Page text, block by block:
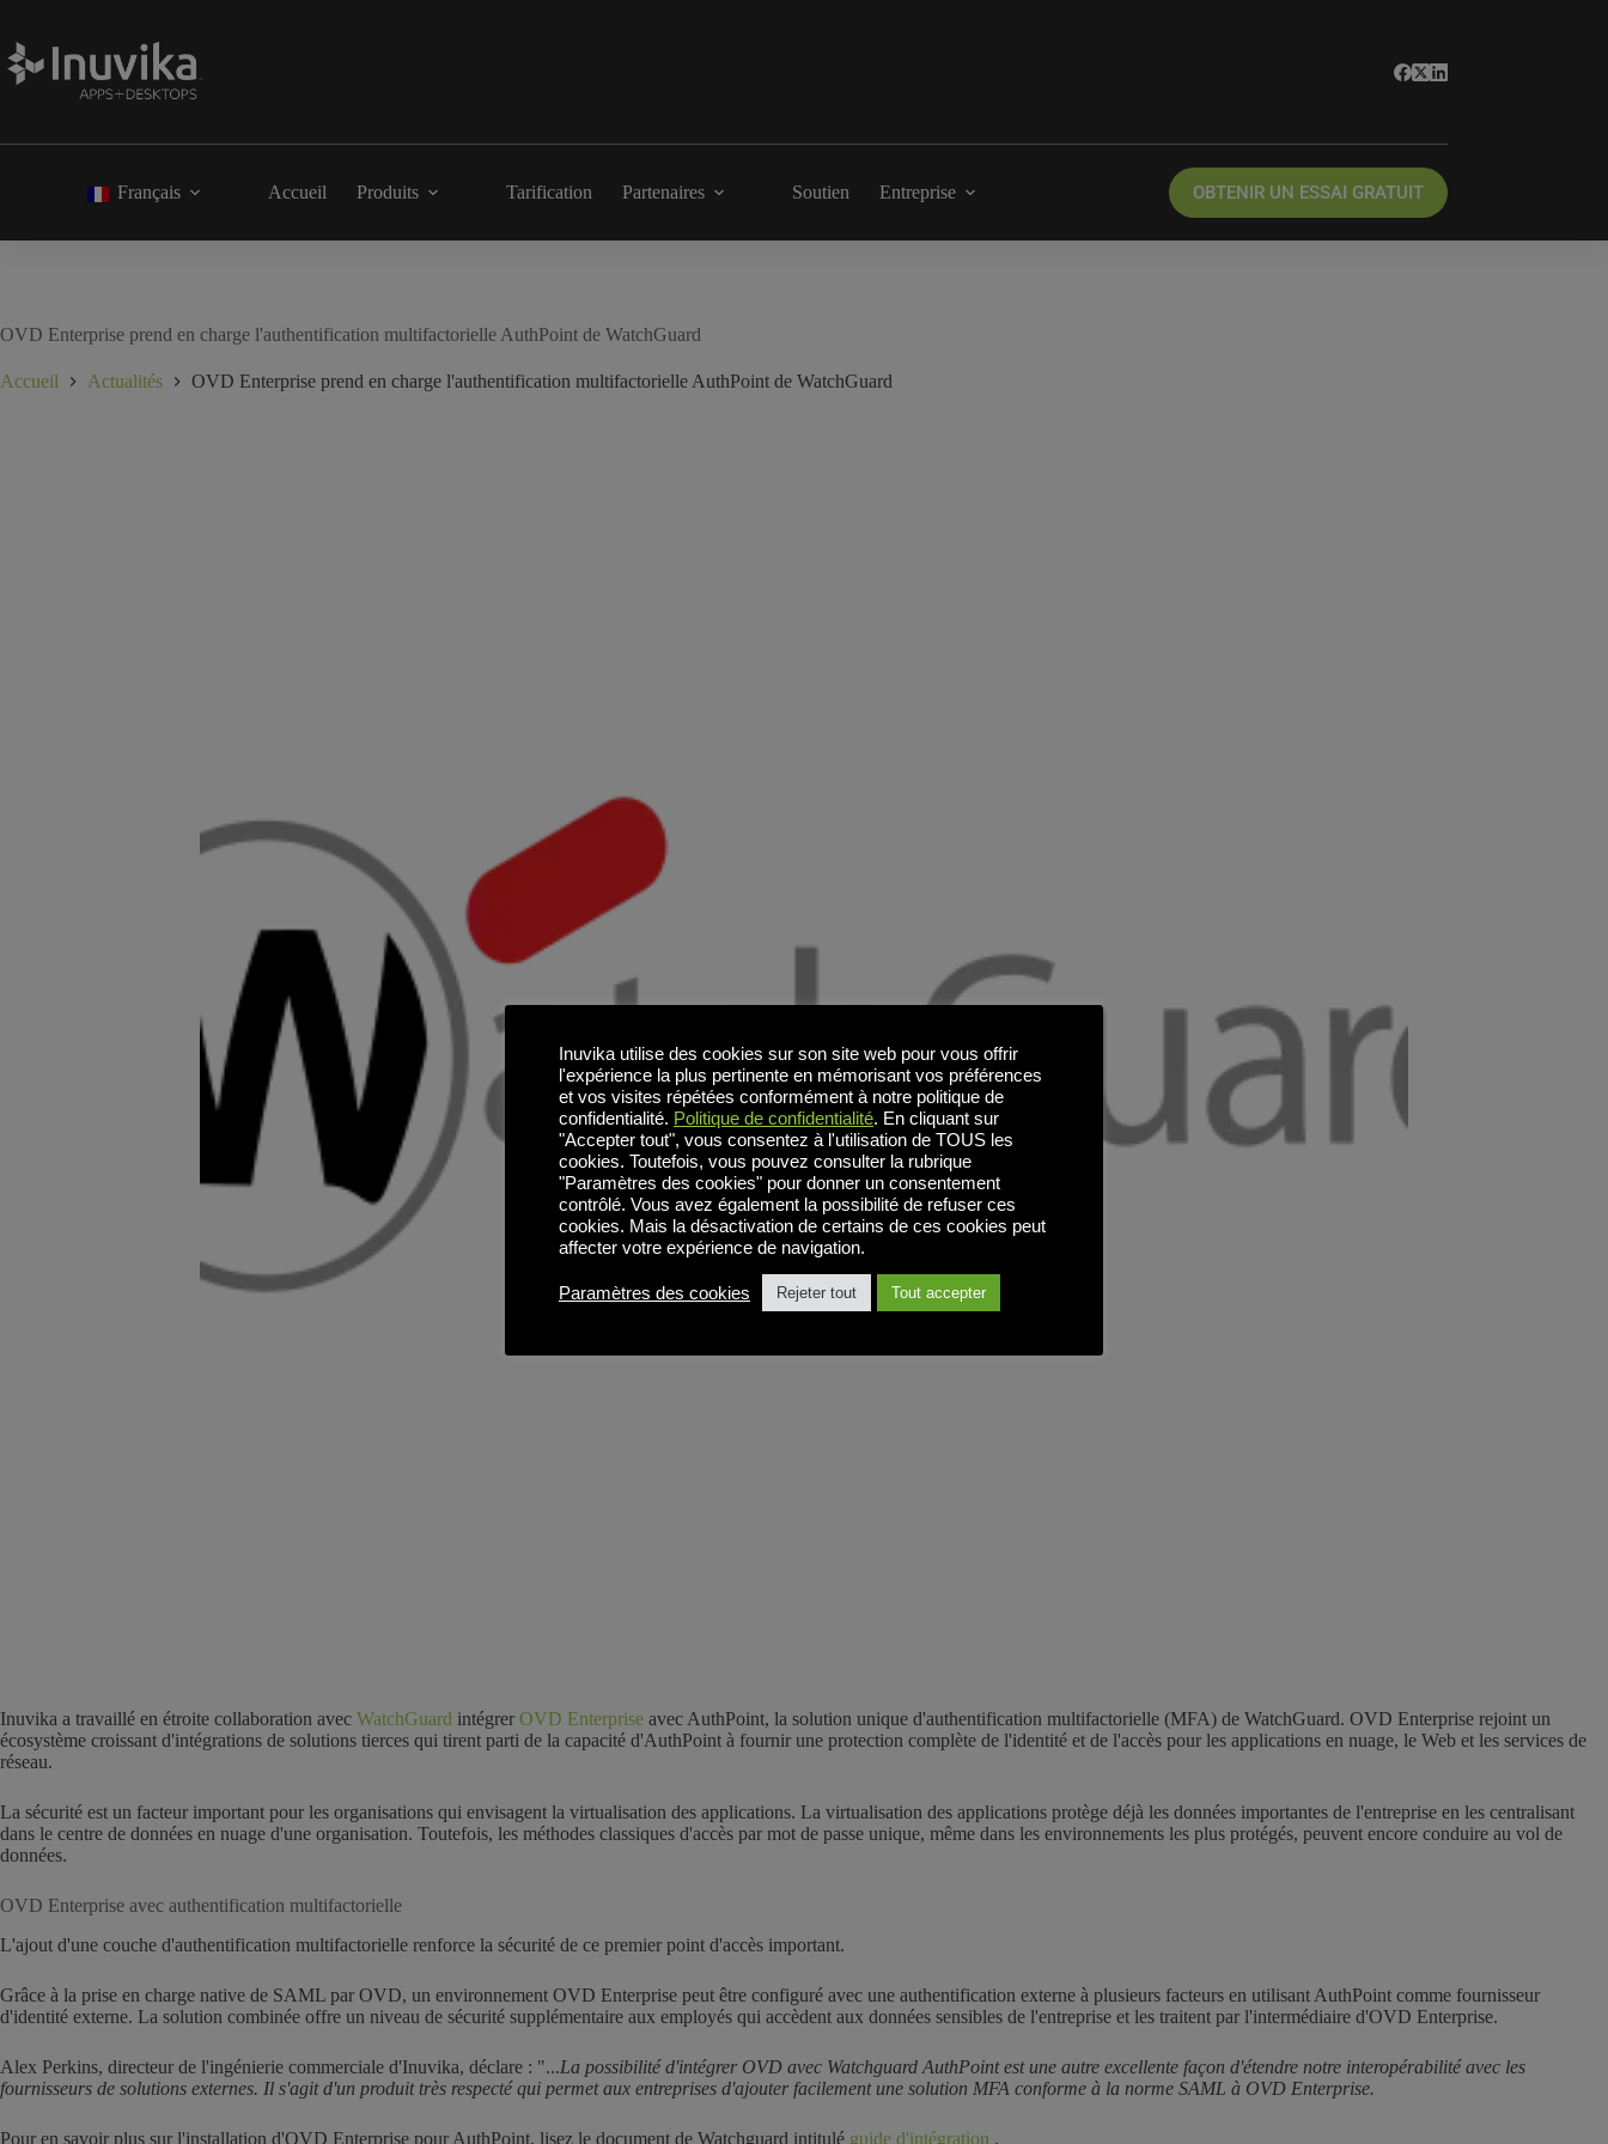
Français Accueil Produits Tarification Partenaires Soutien Entreprise OBTENIR UN ESSAI GRATUIT
OVD Enterprise prend en charge l'authentification multifactorielle AuthPoint de WatchGuard
Accueil Actualités OVD Enterprise prend en charge l'authentification multifactorielle AuthPoint de WatchGuard
Inuvika a travaillé en étroite collaboration avec WatchGuard intégrer OVD Enterprise avec AuthPoint, la solution unique d'authentification multifactorielle (MFA) de WatchGuard. OVD Enterprise rejoint un
écosystème croissant d'intégrations de solutions tierces qui tirent parti de la capacité d'AuthPoint à fournir une protection complète de l'identité et de l'accès pour les applications en nuage, le Web et les services de
réseau.
La sécurité est un facteur important pour les organisations qui envisagent la virtualisation des applications. La virtualisation des applications protège déjà les données importantes de l'entreprise en les centralisant
dans le centre de données en nuage d'une organisation. Toutefois, les méthodes classiques d'accès par mot de passe unique, même dans les environnements les plus protégés, peuvent encore conduire au vol de
données.
OVD Enterprise avec authentification multifactorielle
L'ajout d'une couche d'authentification multifactorielle renforce la sécurité de ce premier point d'accès important.
Grâce à la prise en charge native de SAML par OVD, un environnement OVD Enterprise peut être configuré avec une authentification externe à plusieurs facteurs en utilisant AuthPoint comme fournisseur
d'identité externe. La solution combinée offre un niveau de sécurité supplémentaire aux employés qui accèdent aux données sensibles de l'entreprise et les traitent par l'intermédiaire d'OVD Enterprise.
Alex Perkins, directeur de l'ingénierie commerciale d'Inuvika, déclare : "...La possibilité d'intégrer OVD avec Watchguard AuthPoint est une autre excellente façon d'étendre notre interopérabilité avec les
fournisseurs de solutions externes. Il s'agit d'un produit très respecté qui permet aux entreprises d'ajouter facilement une solution MFA conforme à la norme SAML à OVD Enterprise.
Pour en savoir plus sur l'installation d'OVD Enterprise pour AuthPoint, lisez le document de Watchguard intitulé guide d'intégration .
Inuvika utilise des cookies sur son site web pour vous offrir
l'expérience la plus pertinente en mémorisant vos préférences
et vos visites répétées conformément à notre politique de
confidentialité. Politique de confidentialité. En cliquant sur
"Accepter tout", vous consentez à l'utilisation de TOUS les
cookies. Toutefois, vous pouvez consulter la rubrique
"Paramètres des cookies" pour donner un consentement
contrôlé. Vous avez également la possibilité de refuser ces
cookies. Mais la désactivation de certains de ces cookies peut
affecter votre expérience de navigation.
Paramètres des cookies Rejeter tout Tout accepter